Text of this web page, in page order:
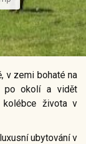
v zemi bohaté na
po okolí a vidět
života v
ubytování v